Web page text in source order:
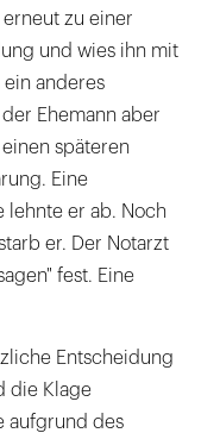
erneut zu einer
und wies ihn mit
anderes
Ehemann aber
späteren
Eine
lehnte er ab. Noch
er. Der Notarzt
fest. Eine
Entscheidung
die Klage
aufgrund des